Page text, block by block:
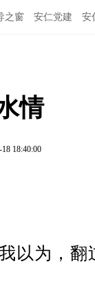
之窗 安仁党建 安
情
18:40:00
以为，